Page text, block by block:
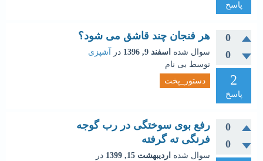
پاسخ
0
0
2
پاسخ
هر فنجان چند قاشق می شود؟
سوال شده اسفند 9, 1396 در
آشپزی
توسط بی نام
دستور_پخت
0
0
رفع بوی سوختگی در رب گوجه
فرنگی ته گرفته
سوال شده اردیبهشت 15, 1399
در